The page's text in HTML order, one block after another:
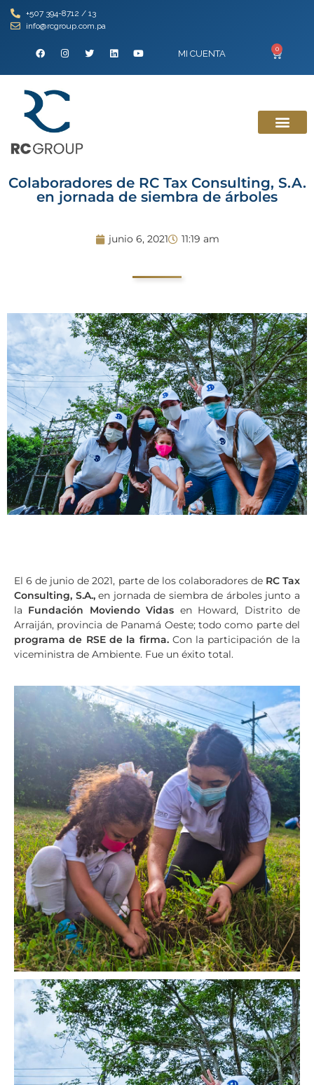
+507 394-8712 / 13
info@rcgroup.com.pa
MI CUENTA 0
Colaboradores de RC Tax Consulting, S.A.
en jornada de siembra de árboles
junio 6, 2021 11:19 am
El 6 de junio de 2021, parte de los colaboradores de RC Tax
Consulting, S.A.,en jornada de siembra de árboles junto a
la Fundación Moviendo Vidas en Howard, Distrito de
Arraiján, provincia de Panamá Oeste; todo como parte del
programa de RSE de la firma.Con la participación de la
viceministra de Ambiente. Fue un éxito total.